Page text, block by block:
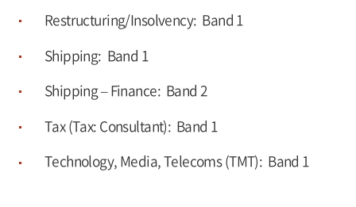
Restructuring/Insolvency: Band 1
Shipping: Band 1
Shipping – Finance: Band 2
Tax (Tax: Consultant): Band 1
Technology, Media, Telecoms (TMT): Band 1